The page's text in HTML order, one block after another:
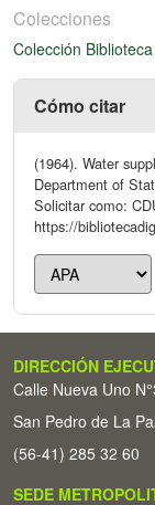
Colecciones
Colección Biblioteca
Cómo citar
(1964). Water
Department of
Solicitar como:
https://
DIRECCIÓN
Calle Nueva Uno
San Pedro de La
(56-41) 285 32 60
SEDE